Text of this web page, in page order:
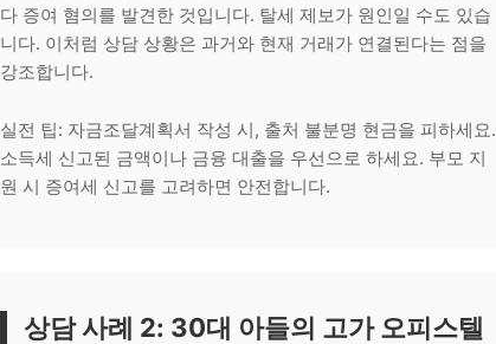
다 증여 혐의를 발견한 것입니다. 탈세 제보가 원인일 수도 있습
니다. 이처럼 상담 상황은 과거와 현재 거래가 연결된다는 점을
강조합니다.
실전 팁: 자금조달계획서 작성 시, 출처 불분명 현금을 피하세요.
소득세 신고된 금액이나 금융 대출을 우선으로 하세요. 부모 지
원 시 증여세 신고를 고려하면 안전합니다.
상담 사례 2: 30대 아들의 고가 오피스텔